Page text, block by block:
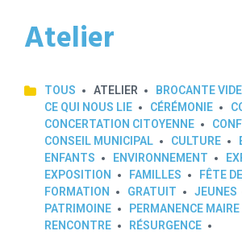
Atelier
TOUS ATELIER
BROCANTE
CE QUI NOUS LIE
CÉRÉMONIE
CONCERTATION CITOYENNE
CONSEIL MUNICIPAL
CULTURE
ENFANTS
ENVIRONNEMENT
EXPOSITION
FAMILLES
FÊTE
FORMATION
GRATUIT JEUNES
PATRIMOINE
PERMANENCE MAIRE
RENCONTRE
RÉSURGENCE